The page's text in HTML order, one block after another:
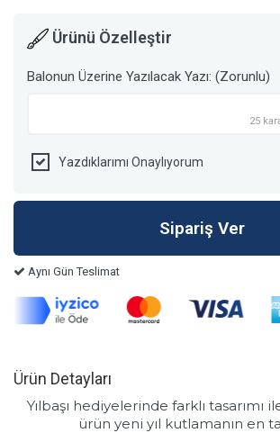
Ürünü Özelleştir
Balonun Üzerine Yazılacak Yazı: (Zorunlu)
25
Yazdıklarımı Onaylıyorum
Aynı Gün Teslimat
Ürün Detayları
Yılbaşı hediyelerinde farklı tasarımı
ürün yeni yıl kutlamanın en